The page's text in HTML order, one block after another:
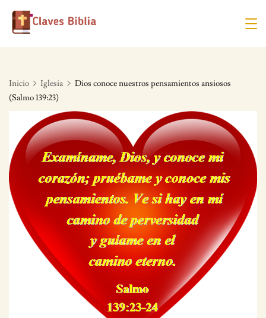
Skip
Inicio Iglesia
Dios conoce nuestros pensamientos ansiosos
(Salmo 139:23)